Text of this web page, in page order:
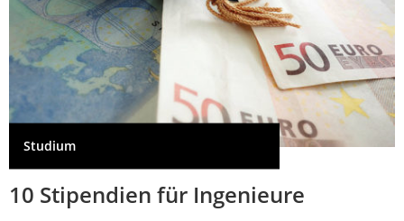
Studium
10 Stipendien für Ingenieure